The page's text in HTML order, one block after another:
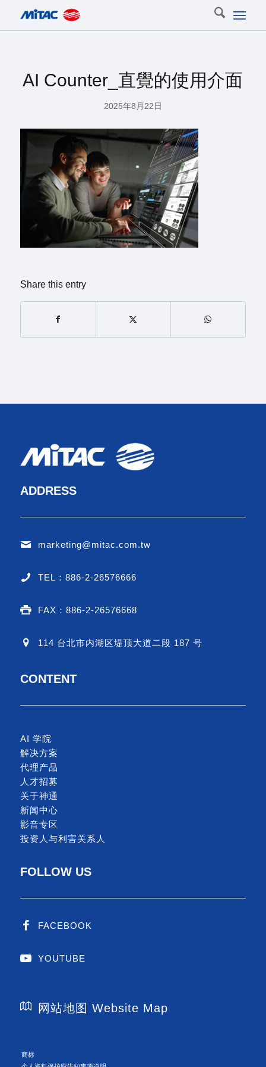
AI Counter_直覺的使用介面
2025年8月22日
Share this entry
ADDRESS
marketing@mitac.com.tw
TEL：886-2-26576666
FAX：886-2-26576668
114 台北市内湖区堤顶大道二段 187 号
CONTENT
AI 学院
解决方案
代理产品
人才招募
关于神通
新闻中心
影音专区
投资人与利害关系人
FOLLOW US
FACEBOOK
YOUTUBE
网站地图 Website Map
商标